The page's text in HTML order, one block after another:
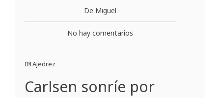
De Miguel
No hay comentarios
Ajedrez
Carlsen sonríe por